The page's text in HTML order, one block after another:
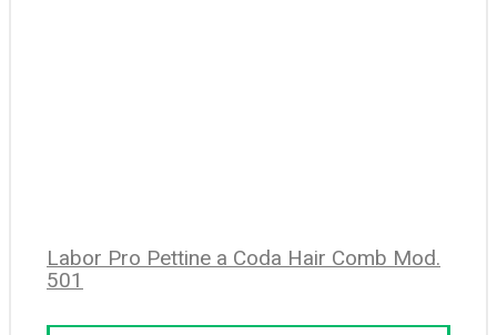
Labor Pro Pettine a Coda Hair Comb Mod.
501